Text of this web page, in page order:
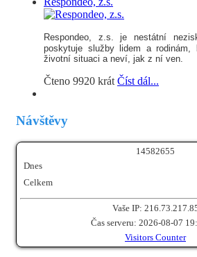
Respondeo, z.s.
je nestátní
poskytuje služby lidem a
životní situaci a neví, jak z ní ven.
Čteno 9920 krát Číst dál...
Návštěvy
1 4582655
Dnes
Celkem
Vaše IP:
Čas serveru: 2026-08-07
Visitors Counter